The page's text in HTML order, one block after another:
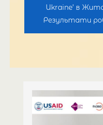
Ukraine’ в
Результати